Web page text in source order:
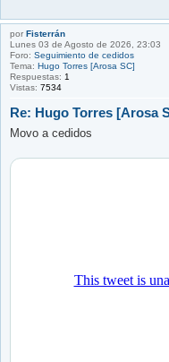
por Fisterrán
Lunes 03 de Agosto de 2026, 23:03
Foro: Seguimiento de cedidos
Tema: Hugo Torres [Arosa SC]
Respuestas: 1
Vistas: 7534
Re: Hugo Torres [Arosa
Movo a cedidos